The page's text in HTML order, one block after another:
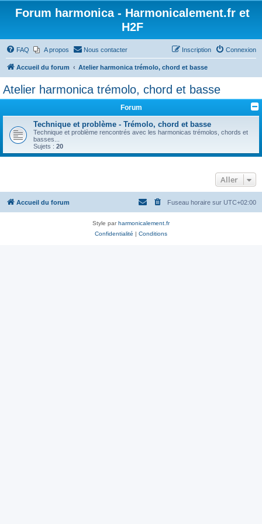
Forum harmonica - Harmonicalement.fr et
H2F
FAQ A propos Nous contacter Connexion
Inscription
Accueil du forum Atelier harmonica trémolo, chord et basse
Atelier harmonica trémolo, chord et basse
Forum
Technique et problème - Trémolo, chord et basse
Technique et problème rencontrés avec les harmonicas trémolos, chords et
basses...
Sujets : 20
Aller
Accueil du forum Fuseau horaire sur UTC+02:00
Style parharmonicalement.fr
Confidentialité | Conditions